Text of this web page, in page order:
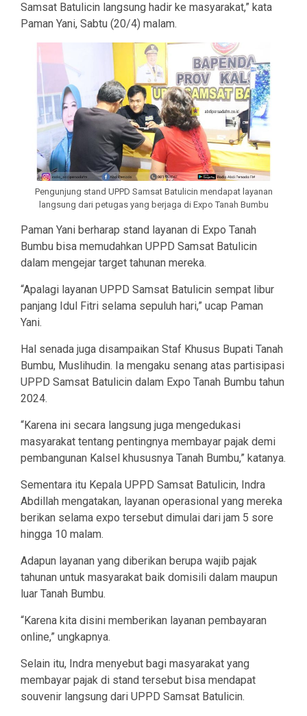
Samsat Batulicin langsung hadir ke masyarakat,” kata
Paman Yani, Sabtu (20/4) malam.
Pengunjung stand UPPD Samsat Batulicin mendapat layanan
langsung dari petugas yang berjaga di Expo Tanah Bumbu
Paman Yani berharap stand layanan di Expo Tanah
Bumbu bisa memudahkan UPPD Samsat Batulicin
dalam mengejar target tahunan mereka.
“Apalagi layanan UPPD Samsat Batulicin sempat libur
panjang Idul Fitri selama sepuluh hari,” ucap Paman
Yani.
Hal senada juga disampaikan Staf Khusus Bupati Tanah
Bumbu, Muslihudin. Ia mengaku senang atas partisipasi
UPPD Samsat Batulicin dalam Expo Tanah Bumbu tahun
2024.
“Karena ini secara langsung juga mengedukasi
masyarakat tentang pentingnya membayar pajak demi
pembangunan Kalsel khususnya Tanah Bumbu,” katanya.
Sementara itu Kepala UPPD Samsat Batulicin, Indra
Abdillah mengatakan, layanan operasional yang mereka
berikan selama expo tersebut dimulai dari jam 5 sore
hingga 10 malam.
Adapun layanan yang diberikan berupa wajib pajak
tahunan untuk masyarakat baik domisili dalam maupun
luar Tanah Bumbu.
“Karena kita disini memberikan layanan pembayaran
online,” ungkapnya.
Selain itu, Indra menyebut bagi masyarakat yang
membayar pajak di stand tersebut bisa mendapat
souvenir langsung dari UPPD Samsat Batulicin.